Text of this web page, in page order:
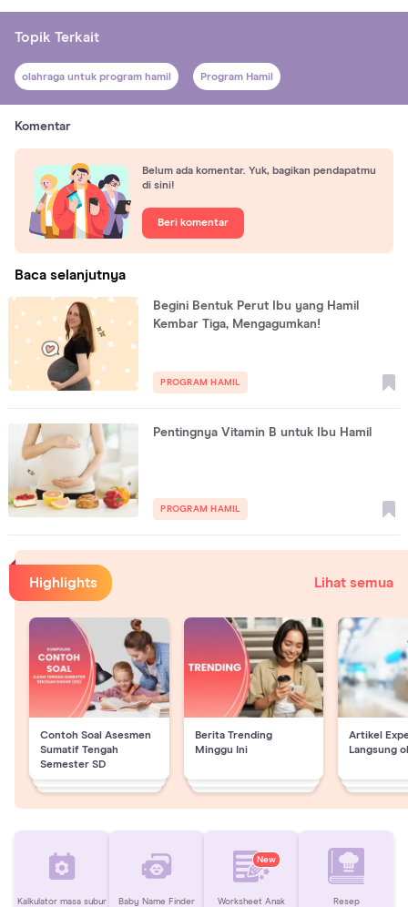
Topik Terkait
olahraga untuk program hamil Program Hamil
Komentar
Belum ada komentar. Yuk, bagikan pendapatmu
di sini!
Beri komentar
Baca selanjutnya
Begini Bentuk Perut Ibu yang Hamil
Kembar Tiga, Mengagumkan!
PROGRAM HAMIL
Pentingnya Vitamin B untuk Ibu Hamil
PROGRAM HAMIL
Highlights Lihat semua
Contoh Soal Asesmen
Sumatif Tengah
Semester SD
Berita Trending
Minggu Ini
Artikel
Langsung
Kalkulator masa subur Baby Name Finder
New
Worksheet Anak Resep